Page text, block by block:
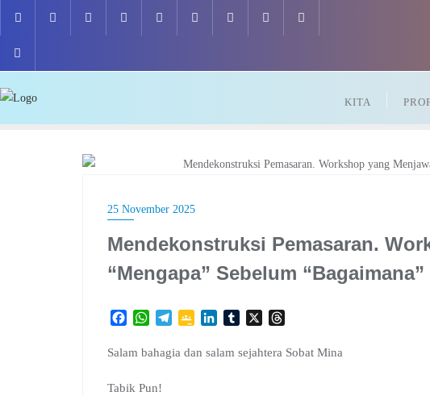
content
KITA
25 November 2025
Mendekonstruksi Pemasaran.
“Mengapa” Sebelum “Bagaimana”
c
b
W
a
l
G
o
n
m
X
r
Salam bahagia dan salam sejahtera Sobat Mina
Tabik Pun!